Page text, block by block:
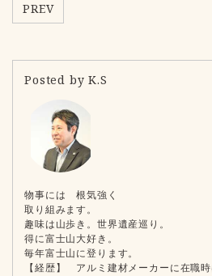
PREV
Posted by K.S
物事には 根気強く
取り組みます。
趣味は山歩き。世界遺産巡り。
得に富士山大好き。
毎年富士山に登ります。
【経歴】 アルミ建材メーカーに在職